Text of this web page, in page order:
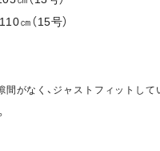
㎝（15号）
間がなく、ジャストフィットし